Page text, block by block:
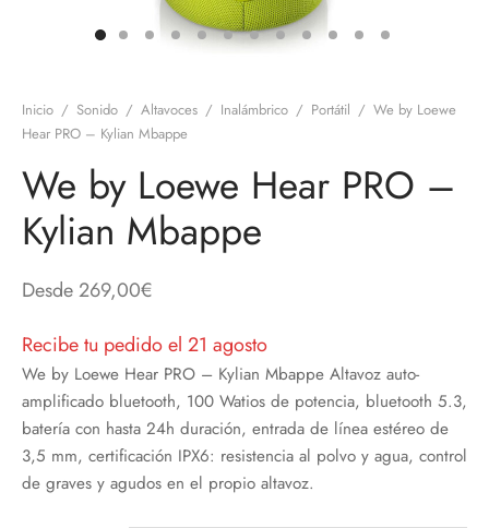
Inicio / Sonido / Altavoces / Inalámbrico / Portátil / We by Loewe
Hear PRO – Kylian Mbappe
We by Loewe Hear PRO –
Kylian Mbappe
Desde269,00€
Recibe tu pedido el 21 agosto
We by Loewe Hear PRO – Kylian Mbappe Altavoz auto-
amplificado bluetooth, 100 Watios de potencia, bluetooth 5.3,
batería con hasta 24h duración, entrada de línea estéreo de
3,5 mm, certificación IPX6: resistencia al polvo y agua, control
de graves y agudos en el propio altavoz.
Equipos de Sonido